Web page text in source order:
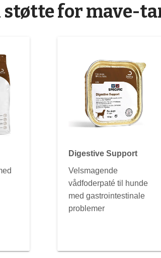
for mave-
Digestive Support
Velsmagende
vådfoderpaté til hunde
med gastrointestinale
problemer